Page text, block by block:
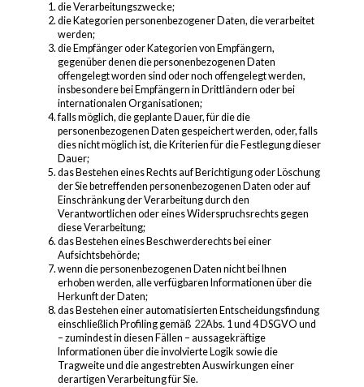
die Verarbeitungszwecke;
die Kategorien personenbezogener Daten, die verarbeitet
werden;
die Empfänger oder Kategorien von Empfängern,
gegenüber denen die personenbezogenen Daten
offengelegt worden sind oder noch offengelegt werden,
insbesondere bei Empfängern in Drittländern oder bei
internationalen Organisationen;
falls möglich, die geplante Dauer, für die die
personenbezogenen Daten gespeichert werden, oder, falls
dies nicht möglich ist, die Kriterien für die Festlegung dieser
Dauer;
das Bestehen eines Rechts auf Berichtigung oder Löschung
der Sie betreffenden personenbezogenen Daten oder auf
Einschränkung der Verarbeitung durch den
Verantwortlichen oder eines Widerspruchsrechts gegen
diese Verarbeitung;
das Bestehen eines Beschwerderechts bei einer
Aufsichtsbehörde;
wenn die personenbezogenen Daten nicht bei Ihnen
erhoben werden, alle verfügbaren Informationen über die
Herkunft der Daten;
das Bestehen einer automatisierten Entscheidungsfindung
einschließlich Profiling gemäß 22Abs. 1 und 4 DSGVO und
– zumindest in diesen Fällen – aussagekräftige
Informationen über die involvierte Logik sowie die
Tragweite und die angestrebten Auswirkungen einer
derartigen Verarbeitung für Sie.